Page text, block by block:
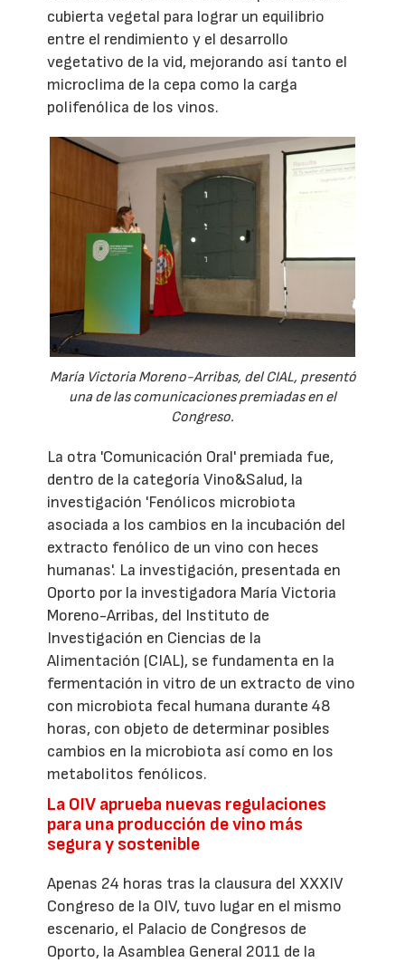
cubierta vegetal para lograr un equilibrio
entre el rendimiento y el desarrollo
vegetativo de la vid, mejorando así tanto el
microclima de la cepa como la carga
polifenólica de los vinos.
María Victoria Moreno-Arribas, del CIAL, presentó
una de las comunicaciones premiadas en el
Congreso.
La otra 'Comunicación Oral' premiada fue,
dentro de la categoría Vino&Salud, la
investigación 'Fenólicos microbiota
asociada a los cambios en la incubación del
extracto fenólico de un vino con heces
humanas'. La investigación, presentada en
Oporto por la investigadora María Victoria
Moreno-Arribas, del Instituto de
Investigación en Ciencias de la
Alimentación (CIAL), se fundamenta en la
fermentación in vitro de un extracto de vino
con microbiota fecal humana durante 48
horas, con objeto de determinar posibles
cambios en la microbiota así como en los
metabolitos fenólicos.
La OIV aprueba nuevas regulaciones
para una producción de vino más
segura y sostenible
Apenas 24 horas tras la clausura del XXXIV
Congreso de la OIV, tuvo lugar en el mismo
escenario, el Palacio de Congresos de
Oporto, la Asamblea General 2011 de la